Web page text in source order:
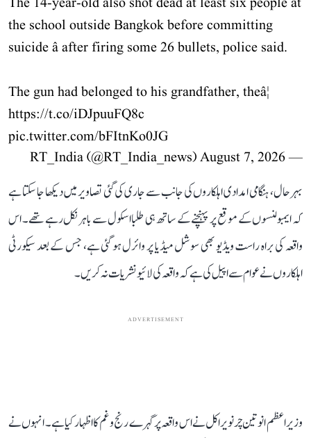
the school outside Bangkok before committing
suicide â after firing some 26 bullets, police said.
The gun had belonged to his grandfather, theâ¦
https://t.co/iDJpuuFQ8c
pic.twitter.com/bFItnKo0JG
— RT_India (@RT_India_news)
August 7, 2026
بہرحال، ہنگامی امدادی اہلکاروں کی جانب سے جاری کی گئی تصاویر میں دیکھا جا سکتا ہے
کہ ایمبولنسوں کے موقع پر پہنچنے کے ساتھ ہی طلبا اسکول سے باہر نکل رہے تھے۔ اس
واقعہ کی براہ راست ویڈیو بھی سوشل میڈیا پر وائرل ہو گئی ہے، جس کے بعد سیکورٹی
اہلکاروں نے عوام سے اپیل کی ہے کہ واقعہ کی لائیو نشریات نہ کریں۔
ADVERTISEMENT
وزیر اعظم انوتین چرنویراکل نے اس واقعہ پر گہرے رنج و غم کا اظہار کیا ہے۔ انہوں نے